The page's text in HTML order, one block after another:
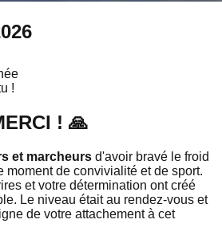
!
! 🙏
et marcheurs d'avoir bravé le froid
moment de convivialité et de sport.
et votre détermination ont créé
Le niveau était au rendez-vous et
de votre attachement à cet